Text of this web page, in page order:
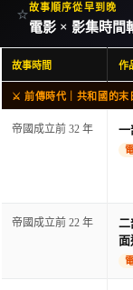
⭐故事順序從早到晚
電影 × 影集時間
故事時間 作
⚔️ 前傳時代｜共和國的末
帝國成立前 32 年 一
帝國成立前 22 年
二
面